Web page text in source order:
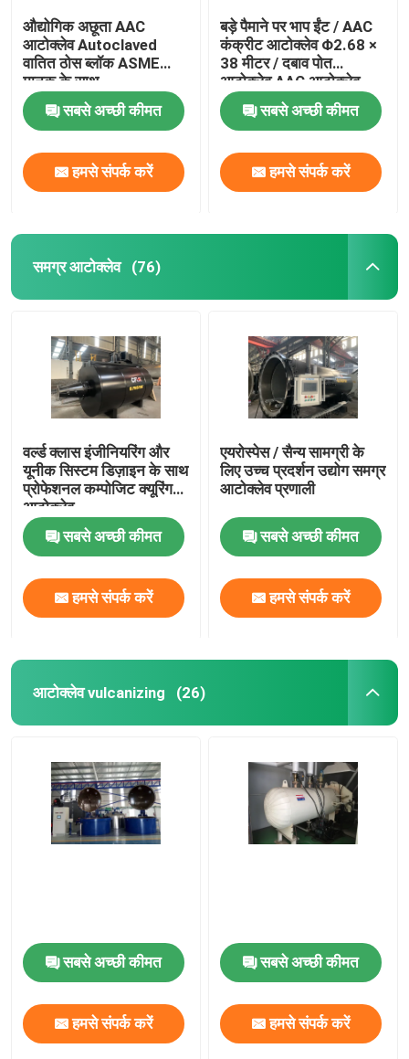
औद्योगिक अछूता AAC
आटोक्लेव Autoclaved
वातित ठोस ब्लॉक ASME
मानक के साथ
सबसे अच्छी कीमत
हमसे संपर्क करें
बड़े पैमाने पर भाप ईंट / AAC
कंक्रीट आटोक्लेव Φ2.68 ×
38 मीटर / दबाव पोत
आटोक्लेव AAC आटोक्लेव
सबसे अच्छी कीमत
हमसे संपर्क करें
समग्र आटोक्लेव (76)
वर्ल्ड क्लास इंजीनियरिंग और
यूनीक सिस्टम डिज़ाइन के साथ
प्रोफेशनल कम्पोजिट क्यूरिंग
आटोक्लेव
सबसे अच्छी कीमत
हमसे संपर्क करें
एयरोस्पेस / सैन्य सामग्री के
लिए उच्च प्रदर्शन उद्योग समग्र
आटोक्लेव प्रणाली
सबसे अच्छी कीमत
हमसे संपर्क करें
आटोक्लेव vulcanizing (26)
सबसे अच्छी कीमत
हमसे संपर्क करें
सबसे अच्छी कीमत
हमसे संपर्क करें